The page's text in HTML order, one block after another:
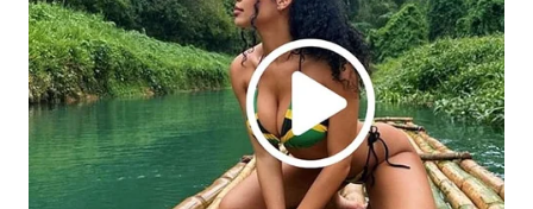
WAHANA
NEWS
WAHANA
TANI
WAHANA